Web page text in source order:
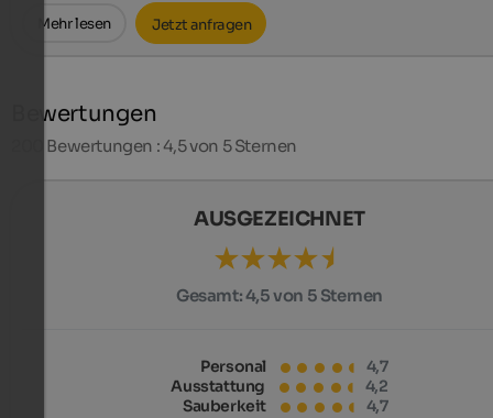
Mehr lesen Jetzt anfragen
Bewertungen
Bewertungen : 4,5 von 5 Sternen
AUSGEZEICHNET
Gesamt:4,5 von 5 Sternen
Personal
4,7
Ausstattung
4,2
Sauberkeit
4,7